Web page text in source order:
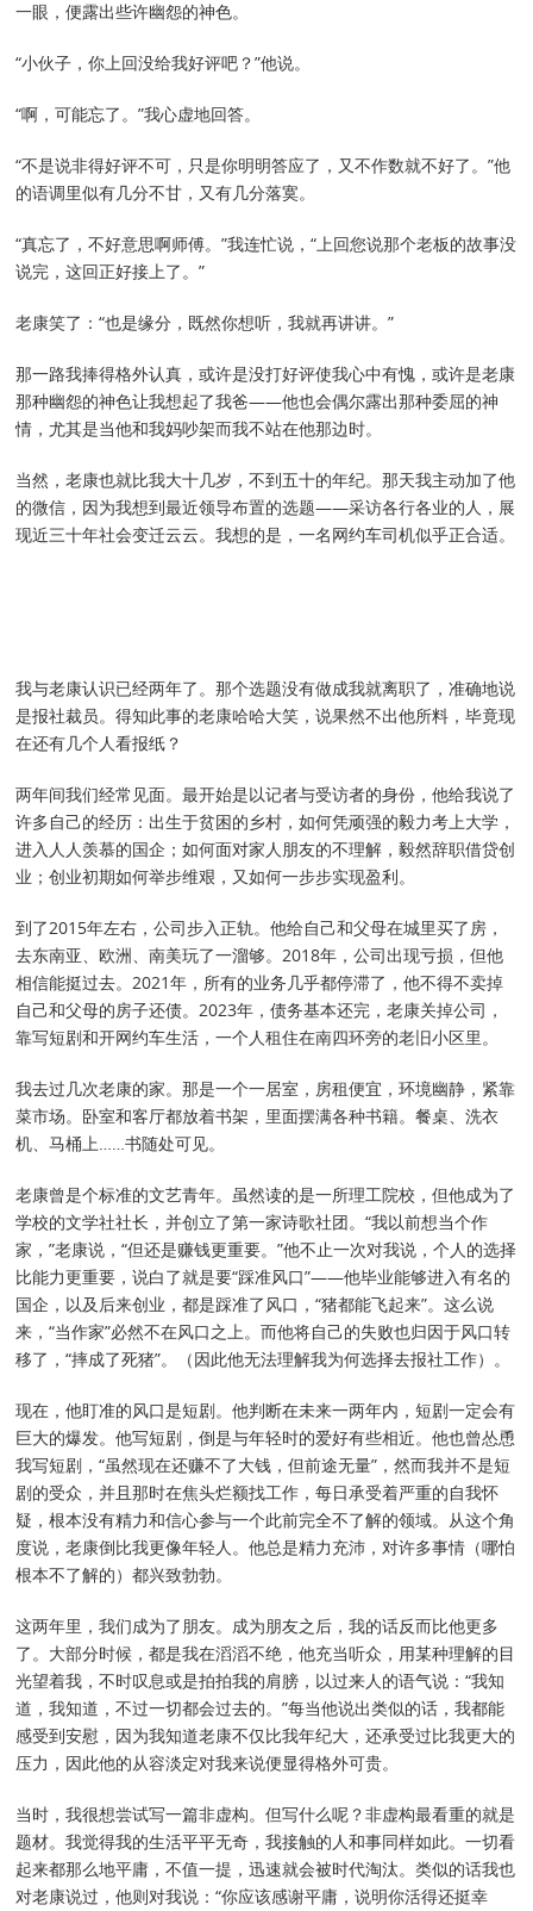
一眼，便露出些许幽怨的神色。
“小伙子，你上回没给我好评吧？”他说。
“啊，可能忘了。”我心虚地回答。
“不是说非得好评不可，只是你明明答应了，又不作数就不好了。”他
的语调里似有几分不甘，又有几分落寞。
“真忘了，不好意思啊师傅。”我连忙说，“上回您说那个老板的故事没
说完，这回正好接上了。”
老康笑了：“也是缘分，既然你想听，我就再讲讲。”
那一路我捧得格外认真，或许是没打好评使我心中有愧，或许是老康
那种幽怨的神色让我想起了我爸——他也会偶尔露出那种委屈的神
情，尤其是当他和我妈吵架而我不站在他那边时。
当然，老康也就比我大十几岁，不到五十的年纪。那天我主动加了他
的微信，因为我想到最近领导布置的选题——采访各行各业的人，展
现近三十年社会变迁云云。我想的是，一名网约车司机似乎正合适。
我与老康认识已经两年了。那个选题没有做成我就离职了，准确地说
是报社裁员。得知此事的老康哈哈大笑，说果然不出他所料，毕竟现
在还有几个人看报纸？
两年间我们经常见面。最开始是以记者与受访者的身份，他给我说了
许多自己的经历：出生于贫困的乡村，如何凭顽强的毅力考上大学，
进入人人羡慕的国企；如何面对家人朋友的不理解，毅然辞职借贷创
业；创业初期如何举步维艰，又如何一步步实现盈利。
到了2015年左右，公司步入正轨。他给自己和父母在城里买了房，
去东南亚、欧洲、南美玩了一溜够。2018年，公司出现亏损，但他
相信能挺过去。2021年，所有的业务几乎都停滞了，他不得不卖掉
自己和父母的房子还债。2023年，债务基本还完，老康关掉公司，
靠写短剧和开网约车生活，一个人租住在南四环旁的老旧小区里。
我去过几次老康的家。那是一个一居室，房租便宜，环境幽静，紧靠
菜市场。卧室和客厅都放着书架，里面摆满各种书籍。餐桌、洗衣
机、马桶上……书随处可见。
老康曾是个标准的文艺青年。虽然读的是一所理工院校，但他成为了
学校的文学社社长，并创立了第一家诗歌社团。“我以前想当个作
家，”老康说，“但还是赚钱更重要。”他不止一次对我说，个人的选择
比能力更重要，说白了就是要“踩准风口”——他毕业能够进入有名的
国企，以及后来创业，都是踩准了风口，“猪都能飞起来”。这么说
来，“当作家”必然不在风口之上。而他将自己的失败也归因于风口转
移了，“摔成了死猪”。（因此他无法理解我为何选择去报社工作）。
现在，他盯准的风口是短剧。他判断在未来一两年内，短剧一定会有
巨大的爆发。他写短剧，倒是与年轻时的爱好有些相近。他也曾怂恿
我写短剧，“虽然现在还赚不了大钱，但前途无量”，然而我并不是短
剧的受众，并且那时在焦头烂额找工作，每日承受着严重的自我怀
疑，根本没有精力和信心参与一个此前完全不了解的领域。从这个角
度说，老康倒比我更像年轻人。他总是精力充沛，对许多事情（哪怕
根本不了解的）都兴致勃勃。
这两年里，我们成为了朋友。成为朋友之后，我的话反而比他更多
了。大部分时候，都是我在滔滔不绝，他充当听众，用某种理解的目
光望着我，不时叹息或是拍拍我的肩膀，以过来人的语气说：“我知
道，我知道，不过一切都会过去的。”每当他说出类似的话，我都能
感受到安慰，因为我知道老康不仅比我年纪大，还承受过比我更大的
压力，因此他的从容淡定对我来说便显得格外可贵。
当时，我很想尝试写一篇非虚构。但写什么呢？非虚构最看重的就是
题材。我觉得我的生活平平无奇，我接触的人和事同样如此。一切看
起来都那么地平庸，不值一提，迅速就会被时代淘汰。类似的话我也
对老康说过，他则对我说：“你应该感谢平庸，说明你活得还挺幸